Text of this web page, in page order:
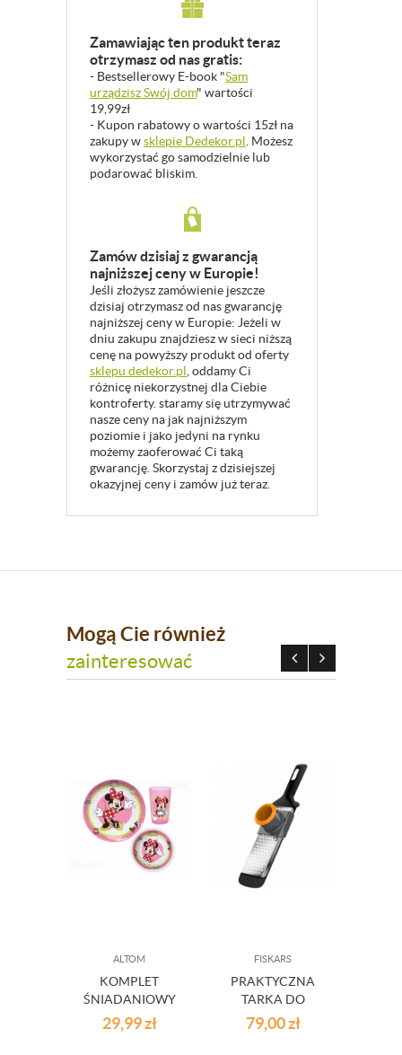
Zamawiając ten produkt teraz
otrzymasz od nas gratis:
- Bestsellerowy E-book "Sam
urządzisz Swój dom" wartości
19,99zł
- Kupon rabatowy o wartości 15zł na
zakupy wsklepie Dedekor.pl. Możesz
wykorzystać go samodzielnie lub
podarować bliskim.
Zamów dzisiaj z gwarancją
najniższej ceny w Europie!
Jeśli złożysz zamówienie jeszcze
dzisiaj otrzymasz od nas gwarancję
najniższej ceny w Europie: Jeżeli w
dniu zakupu znajdziesz w sieci niższą
cenę na powyższy produkt od oferty
sklepu dedekor.pl, oddamy Ci
różnicę niekorzystnej dla Ciebie
kontroferty. staramy się utrzymywać
nasze ceny na jak najniższym
poziomie i jako jedyni na rynku
możemy zaoferować Ci taką
gwarancję. Skorzystaj z dzisiejszej
okazyjnej ceny i zamów już teraz.
Mogą Cie również
zainteresować
ALTOM
KOMPLET
ŚNIADANIOWY
ZE SZKLANKĄ
MINNIE CAFE
29,99zł
FISKARS
PRAKTYCZNA
TARKA DO
WARZYW
FISKARS - DUŻE
79,00zł